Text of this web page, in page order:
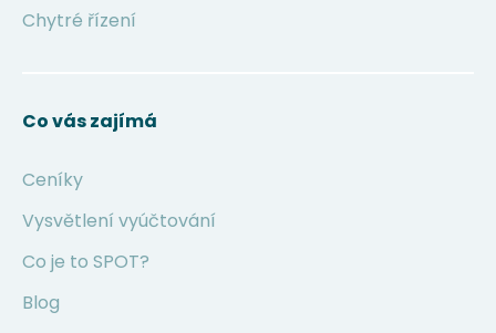
Chytré řízení
Co vás zajímá
Ceníky
Vysvětlení vyúčtování
Co je to SPOT?
Blog